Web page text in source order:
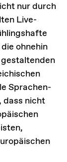
nur durch
Live-
ohnehin
Sprachen-
dass nicht